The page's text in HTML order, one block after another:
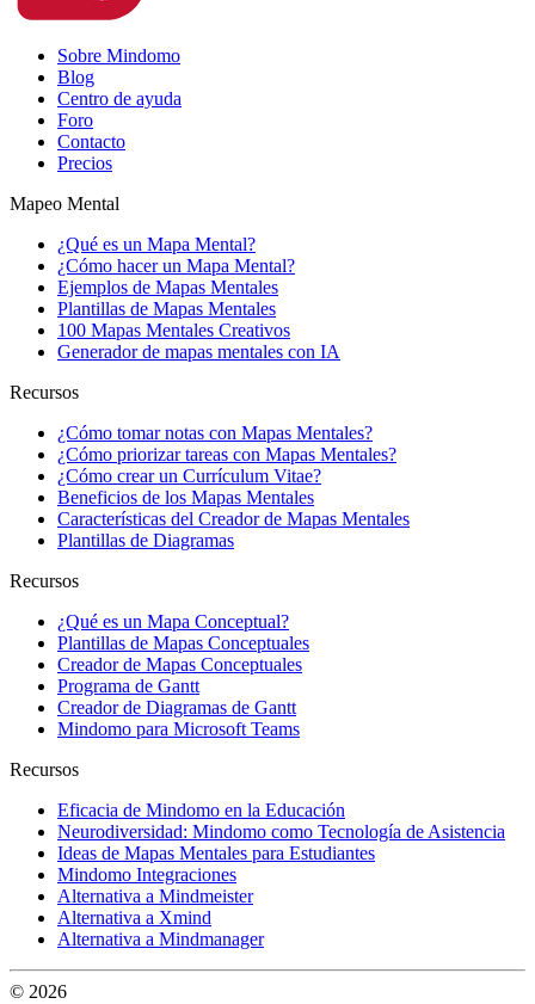
Sobre Mindomo
Blog
Centro de ayuda
Foro
Contacto
Precios
Mapeo Mental
¿Qué es un Mapa Mental?
¿Cómo hacer un Mapa Mental?
Ejemplos de Mapas Mentales
Plantillas de Mapas Mentales
100 Mapas Mentales Creativos
Generador de mapas mentales con IA
Recursos
¿Cómo tomar notas con Mapas Mentales?
¿Cómo priorizar tareas con Mapas Mentales?
¿Cómo crear un Currículum Vitae?
Beneficios de los Mapas Mentales
Características del Creador de Mapas Mentales
Plantillas de Diagramas
Recursos
¿Qué es un Mapa Conceptual?
Plantillas de Mapas Conceptuales
Creador de Mapas Conceptuales
Programa de Gantt
Creador de Diagramas de Gantt
Mindomo para Microsoft Teams
Recursos
Eficacia de Mindomo en la Educación
Neurodiversidad: Mindomo como Tecnología de Asistencia
Ideas de Mapas Mentales para Estudiantes
Mindomo Integraciones
Alternativa a Mindmeister
Alternativa a Xmind
Alternativa a Mindmanager
© 2026